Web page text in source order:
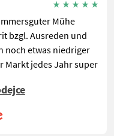
Mühe
bzgl. Ausreden und
noch etwas niedriger
Markt jedes Jahr super
die ausgestellten